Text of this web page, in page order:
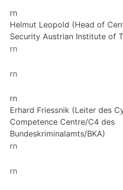
rn
Helmut Leopold (Head of
Security Austrian Institute of
rn
rn
rn
Erhard Friessnik (Leiter des
Competence Centre/C4 des
Bundeskriminalamts/BKA)
rn
rn